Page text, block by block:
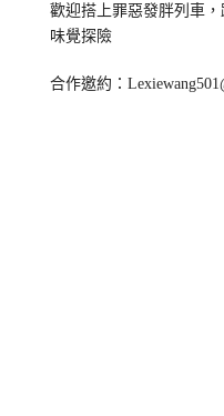
歡迎搭上罪惡發胖列車
味覺探險
合作邀約：